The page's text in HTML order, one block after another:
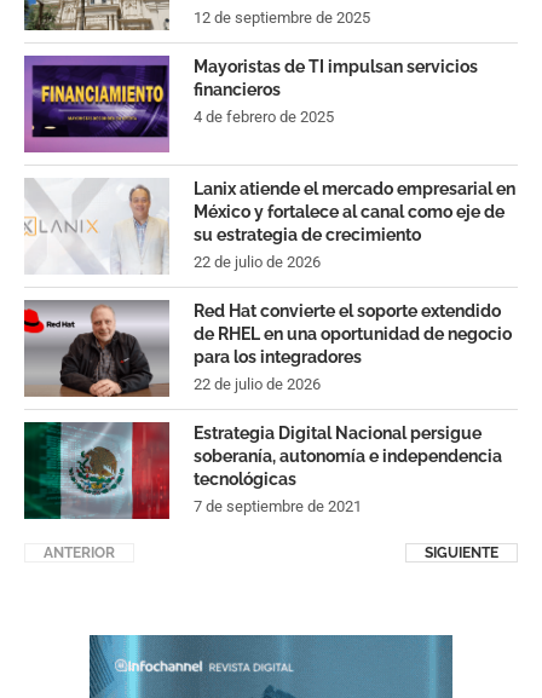
12 de septiembre de 2025
Mayoristas de TI impulsan servicios
financieros
4 de febrero de 2025
Lanix atiende el mercado empresarial en
México y fortalece al canal como eje de
su estrategia de crecimiento
22 de julio de 2026
Red Hat convierte el soporte extendido
de RHEL en una oportunidad de negocio
para los integradores
22 de julio de 2026
Estrategia Digital Nacional persigue
soberanía, autonomía e independencia
tecnológicas
7 de septiembre de 2021
ANTERIOR SIGUIENTE